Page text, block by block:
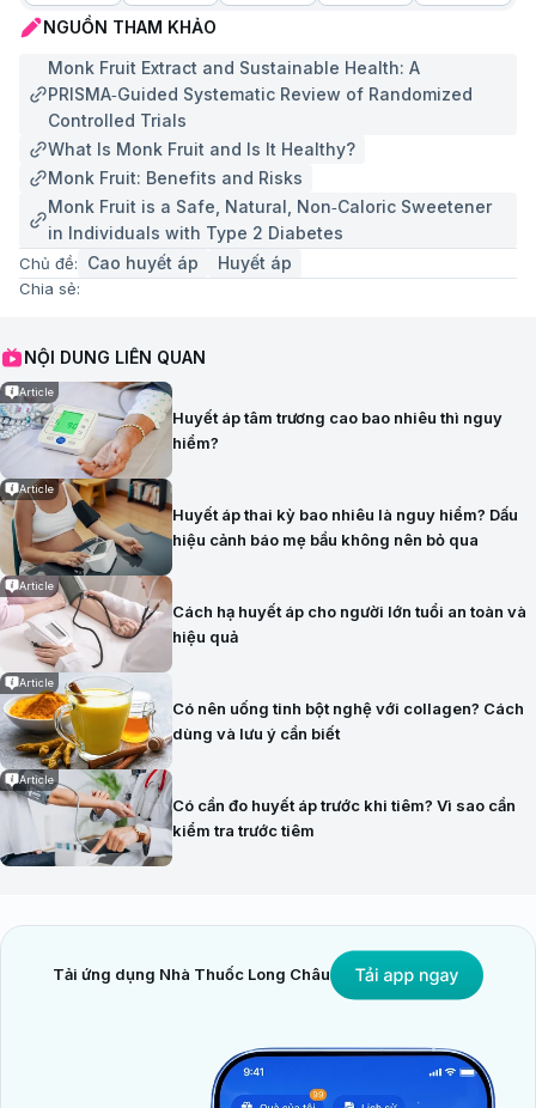
NGUỒN THAM KHẢO
Monk Fruit Extract and Sustainable Health: A
PRISMA‑Guided Systematic Review of Randomized
Controlled Trials
What Is Monk Fruit and Is It Healthy?
Monk Fruit: Benefits and Risks
Monk Fruit is a Safe, Natural, Non‑Caloric Sweetener
in Individuals with Type 2 Diabetes
Chủ đề: Cao huyết áp Huyết áp
Chia sẻ:
NỘI DUNG LIÊN QUAN
Article
Huyết áp tâm trương cao bao nhiêu thì nguy
hiểm?
Article
Huyết áp thai kỳ bao nhiêu là nguy hiểm? Dấu
hiệu cảnh báo mẹ bầu không nên bỏ qua
Article
Cách hạ huyết áp cho người lớn tuổi an toàn và
hiệu quả
Article
Có nên uống tinh bột nghệ với collagen? Cách
dùng và lưu ý cần biết
Article
Có cần đo huyết áp trước khi tiêm? Vì sao cần
kiểm tra trước tiêm
Tải ứng dụng Nhà Thuốc Long Châu